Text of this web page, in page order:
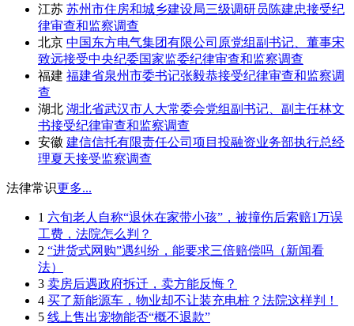
江苏 苏州市住房和城乡建设局三级调研员陈建忠接受纪
律审查和监察调查
北京 中国东方电气集团有限公司原党组副书记、董事宋
致远接受中央纪委国家监委纪律审查和监察调查
福建 福建省泉州市委书记张毅恭接受纪律审查和监察调
查
湖北 湖北省武汉市人大常委会党组副书记、副主任林文
书接受纪律审查和监察调查
安徽 建信信托有限责任公司项目投融资业务部执行总经
理夏天接受监察调查
法律常识更多...
1 六旬老人自称“退休在家带小孩”，被撞伤后索赔1万误
工费，法院怎么判？
2 “进货式网购”遇纠纷，能要求三倍赔偿吗（新闻看
法）
3 卖房后遇政府拆迁，卖方能反悔？
4 买了新能源车，物业却不让装充电桩？法院这样判！
5 线上售出宠物能否“概不退款”